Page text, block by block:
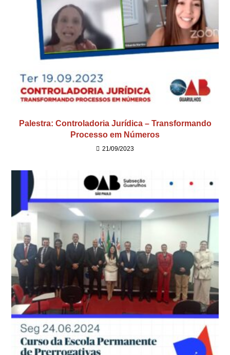
Palestra: Controladoria Jurídica – Transformando
Processo em Números
21/09/2023